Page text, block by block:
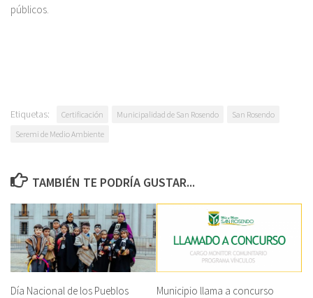
públicos.
Etiquetas: Certificación Municipalidad de San Rosendo
San Rosendo
Seremi de Medio Ambiente
TAMBIÉN TE PODRÍA GUSTAR...
Día Nacional de los Pueblos
Municipio llama a concurso